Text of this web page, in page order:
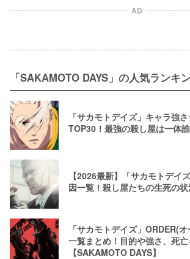
AD
「SAKAMOTO DAYS」の人気ランキ
「サカモトデイズ」キャラ強
TOP30！最強の殺し屋は一体誰
【2026最新】「サカモトデイ
因一覧！殺し屋たちの生死の状
「サカモトデイズ」ORDER(
一覧まとめ！目的や強さ、死
【SAKAMOTO DAYS】